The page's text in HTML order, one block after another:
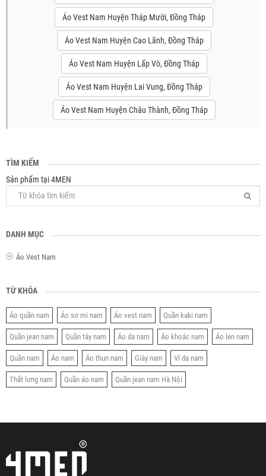
Áo Vest Nam Huyện Tháp Mười, Đồng Tháp
Áo Vest Nam Huyện Cao Lãnh, Đồng Tháp
Áo Vest Nam Huyện Lấp Vò, Đồng Tháp
Áo Vest Nam Huyện Lai Vung, Đồng Tháp
Áo Vest Nam Huyện Châu Thành, Đồng Tháp
TÌM KIẾM
Sản phẩm tại 4MEN
DANH MỤC
Áo Vest Nam
TỪ KHÓA
Áo quần nam Áo sơ mi nam Áo vest nam Quần kaki nam
Quần jean nam Quần tây nam Áo da nam Áo khoác nam Áo len nam
Quần nam Áo nam Áo thun nam Giày nam Ví da nam
Thắt lưng nam Quần áo nam Quần jean nam Hà Nội